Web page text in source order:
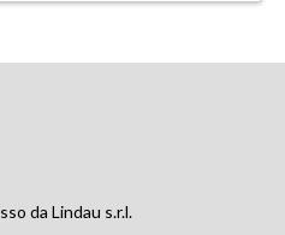
da Lindau s.r.l.